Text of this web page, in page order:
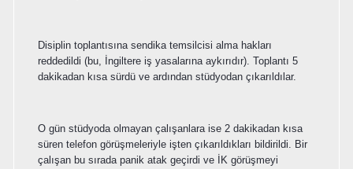
Disiplin toplantısına sendika temsilcisi alma hakları
reddedildi (bu, İngiltere iş yasalarına aykırıdır). Toplantı 5
dakikadan kısa sürdü ve ardından stüdyodan çıkarıldılar.
O gün stüdyoda olmayan çalışanlara ise 2 dakikadan kısa
süren telefon görüşmeleriyle işten çıkarıldıkları bildirildi. Bir
çalışan bu sırada panik atak geçirdi ve İK görüşmeyi